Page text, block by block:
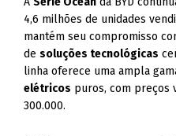
4,6 milhões de unidades
mantém seu compromisso
desoluções tecnológicas
linha oferece uma ampla
elétricos puros, com preços
300.000.